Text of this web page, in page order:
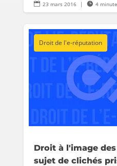
 23 mars 2016 |  4
Droit de l'e-réputation
Droit à l'image
sujet de clichés